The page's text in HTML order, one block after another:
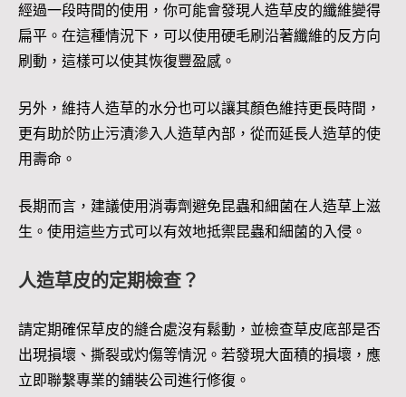
經過一段時間的使用，你可能會發現人造草皮的纖維變得
扁平。在這種情況下，可以使用硬毛刷沿著纖維的反方向
刷動，這樣可以使其恢復豐盈感。
另外，維持人造草的水分也可以讓其顏色維持更長時間，
更有助於防止污漬滲入人造草內部，從而延長人造草的使
用壽命。
長期而言，建議使用消毒劑避免昆蟲和細菌在人造草上滋
生。使用這些方式可以有效地抵禦昆蟲和細菌的入侵。
人造草皮的定期檢查？
請定期確保草皮的縫合處沒有鬆動，並檢查草皮底部是否
出現損壞、撕裂或灼傷等情況。若發現大面積的損壞，應
立即聯繫專業的鋪裝公司進行修復。